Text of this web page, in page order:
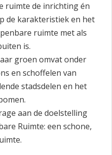
ruimte de inrichting én
de karakteristiek en het
ruimte met als
is.
groen omvat onder
en schoffelen van
stadsdelen en het
aan de doelstelling
Ruimte: een schone,